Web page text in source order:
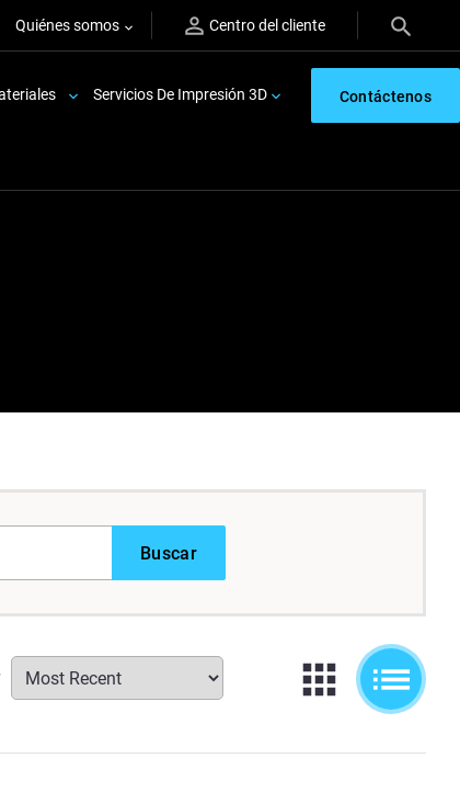
Quiénes somos Centro del cliente
Servicios De Impresión 3D Contáctenos
Buscar